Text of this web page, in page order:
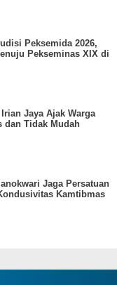
Peksemida 2026,
Pekseminas XIX di
Jaya Ajak Warga
dan Tidak Mudah
Jaga Persatuan
Kamtibmas